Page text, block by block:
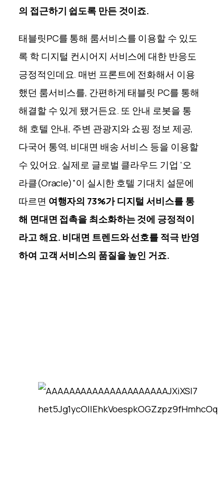
의 접근하기 쉽도록 만든 것이죠.
태블릿PC를 통해 룸서비스를 이용할 수 있도
록 학 디지털 컨시어지 서비스에 대한 반응도
긍정적인데요. 매번 프론트에 전화해서 이용
했던 룸서비스를, 간편하게 태블릿 PC를 통해
해결할 수 있게 됐거든요. 또 안내 로봇을 통
해 호텔 안내, 주변 관광지와 쇼핑 정보 제공,
다국어 통역, 비대면 배송 서비스 등을 이용할
수 있어요. 실제로 글로벌 클라우드 기업 '오
라클(Oracle)”이 실시한 호텔 기대치 설문에
따르면 여행자의 73%가 디지털 서비스를 통
해 면대면 접촉을 최소화하는 것에 긍정적이
라고 해요. 비대면 트렌드와 선호를 적극 반영
하여 고객 서비스의 품질을 높인 거죠.